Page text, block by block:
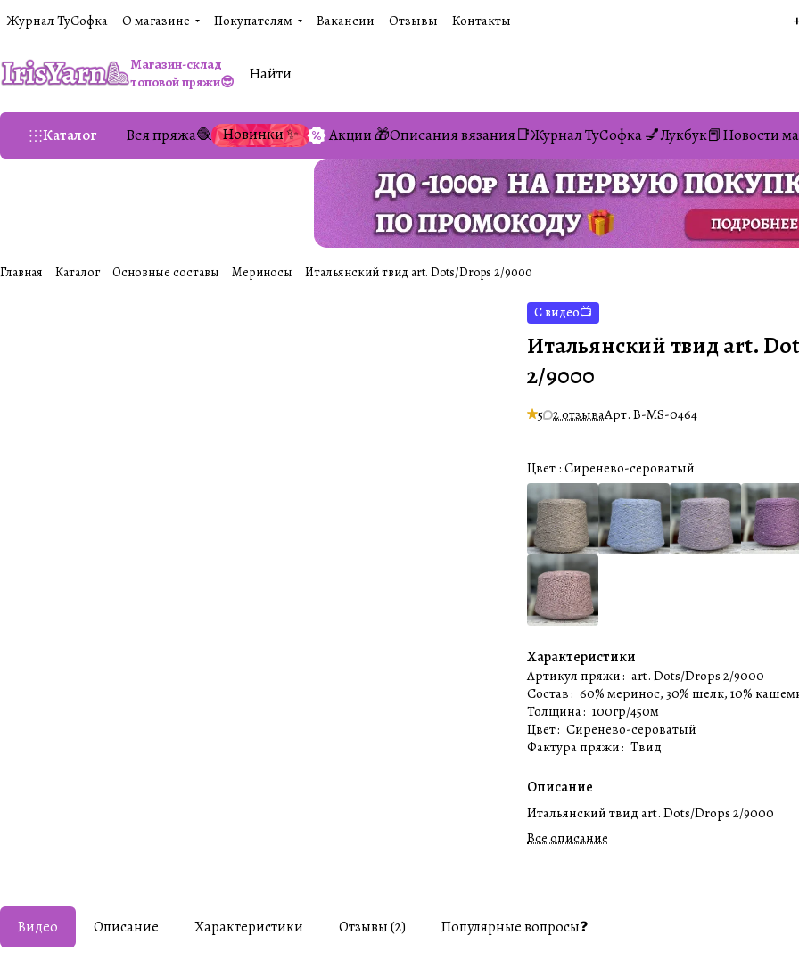
Журнал ТуСофка О магазине Покупателям Вакансии Отзывы Контакты
Магазин-склад
топовой пряжи😎
Каталог Вся пряжа🧶 Новинки ✨ Акции 🎁Описания вязания📑Журнал ТуСофка 💅Лукбук📕Новости
Главная Каталог Основные составы Мериносы Итальянский твид art. Dots/Drops 2/9000
С видео📺
Итальянский твид art.
2/9000
5 2 отзываАрт.B-MS-0464
Цвет :Сиренево-сероватый
Характеристики
Артикул пряжи: art. Dots/Drops 2/9000
Состав: 60% меринос, 30% шелк, 10%
Толщина: 100гр/450м
Цвет: Сиренево-сероватый
Фактура пряжи: Твид
Описание
Итальянский твид art. Dots/Drops 2/9000
Все описание
Видео Описание Характеристики Отзывы (2) Популярные вопросы❓